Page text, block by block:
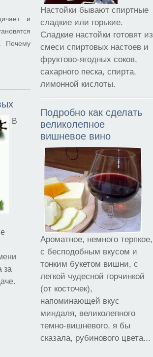
и
Почему
В
за
Настойки бывают спиртные
сладкие или горькие.
Сладкие настойки готовят из
смеси спиртовых настоев и
фруктово-ягодных соков,
сахарного песка, спирта,
лимонной кислоты.
Подробно как сделать
великолепное
вишневое вино
Ароматное, немного терпкое,
с бесподобным вкусом и
тонким букетом вишни, с
легкой чудесной горчинкой
(от косточек),
напоминающей вкус
миндаля, великолепного
темно-вишневого, я бы
сказала, рубинового цвета...